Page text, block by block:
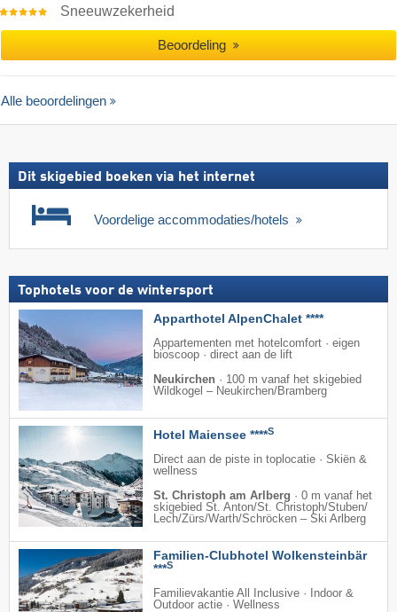
Sneeuwzekerheid
Beoordeling
Alle beoordelingen
Dit skigebied boeken via het internet
Voordelige accommodaties/hotels
Tophotels voor de wintersport
Apparthotel AlpenChalet ****
Appartementen met hotelcomfort · eigen
bioscoop · direct aan de lift
Neukirchen · 100 m vanaf het skigebied
Wildkogel – Neukirchen/​Bramberg
Hotel Maiensee ****S
Direct aan de piste in toplocatie · Skiën &
wellness
St. Christoph am Arlberg · 0 m vanaf het
skigebied St. Anton/​St. Christoph/​Stuben/​
Lech/​Zürs/​Warth/​Schröcken – Ski Arlberg
Familien-Clubhotel Wolkensteinbär
***S
Familievakantie All Inclusive · Indoor &
Outdoor actie · Wellness